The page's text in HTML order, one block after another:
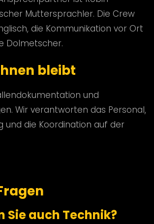
Muttersprachler. Die Crew
die Kommunikation vor Ort
Dolmetscher.
bleibt
und
Wir verantworten das Personal,
und die Koordination auf der
Sie auch Technik?